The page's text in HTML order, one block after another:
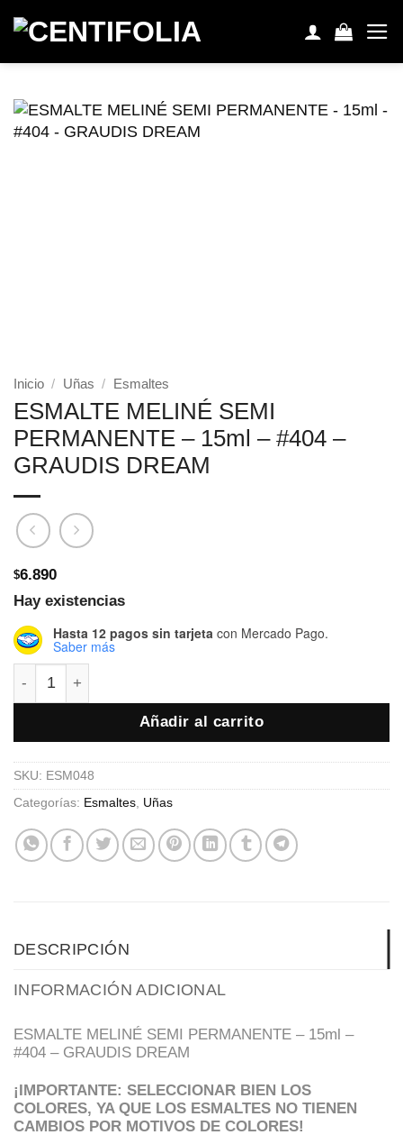
Inicio / Uñas / Esmaltes
ESMALTE MELINÉ SEMI
PERMANENTE – 15ml – #404 –
GRAUDIS DREAM
$6.890
Hay existencias
Hasta 12 pagos sin tarjeta con Mercado Pago.
Saber más
Añadir al carrito
SKU: ESM048
Categorías: Esmaltes, Uñas
DESCRIPCIÓN
INFORMACIÓN ADICIONAL
ESMALTE MELINÉ SEMI PERMANENTE – 15ml –
#404 – GRAUDIS DREAM
¡IMPORTANTE: SELECCIONAR BIEN LOS
COLORES, YA QUE LOS ESMALTES NO TIENEN
CAMBIOS POR MOTIVOS DE COLORES!